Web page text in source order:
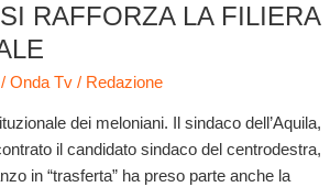
RAFFORZA LA FILIERA
/ Onda Tv/ Redazione
dei meloniani. Il sindaco dell’Aquila,
il candidato sindaco del centrodestra,
in “trasferta” ha preso parte anche la